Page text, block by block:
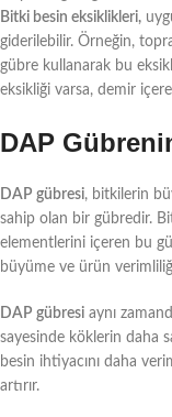
Bitki besin eksiklikleri,
giderilebilir. Örneğin,
gübre kullanarak bu
eksikliği varsa, demir
DAP
DAP gübresi, bitkilerin
sahip olan bir gübredir.
elementlerini içeren bu
büyüme ve ürün
DAP gübresi aynı
sayesinde köklerin daha
besin ihtiyacını daha
artırır.